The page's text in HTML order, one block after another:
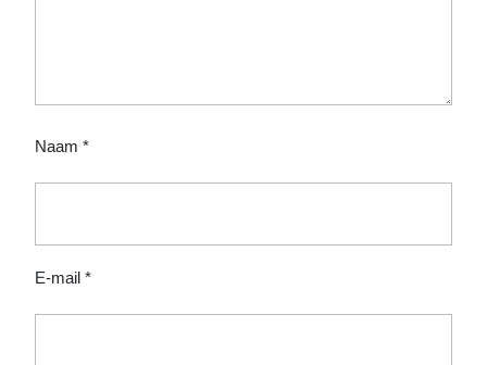
Naam *
E-mail *